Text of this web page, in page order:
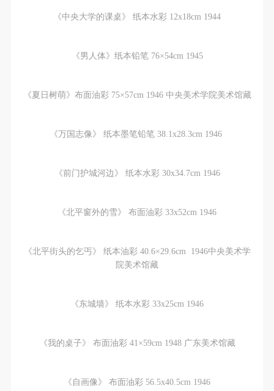
《中央大学的课桌》 纸本水彩 12x18cm 1944
《男人体》纸本铅笔 76×54cm 1945
《夏日树萌》布面油彩 75×57cm 1946 中央美术学院美术馆藏
《万国志像》 纸本墨笔铅笔 38.1x28.3cm 1946
《前门护城河边》 纸本水彩 30x34.7cm 1946
《北平窗外的雪》 布面油彩 33x52cm 1946
《北平街头的乞丐》 纸本油彩 40.6×29.6cm 1946中央美术学
院美术馆藏
《东城墙》 纸本水彩 33x25cm 1946
《我的桌子》 布面油彩 41×59cm 1948 广东美术馆藏
《自画像》 布面油彩 56.5x40.5cm 1946